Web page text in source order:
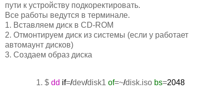
пути к устройству подкоректировать.
Все работы ведутся в терминале.
1. Вставляем диск в CD-ROM
2. Отмонтируем диск из системы (если у работает
автомаунт дисков)
3. Создаем образ диска
$ dd if=/dev/disk1 of=~/disk.iso bs=2048